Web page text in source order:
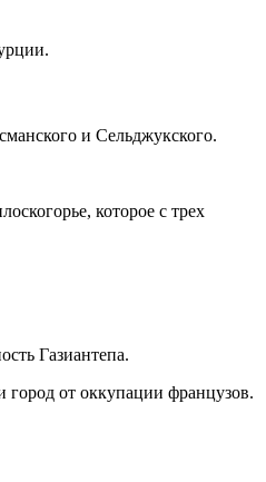
и Сельджукского.
которое с трех
Газиантепа.
город от оккупации французов.